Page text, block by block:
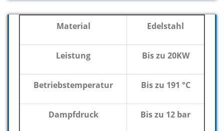
Material Edelstahl
Leistung Bis zu 20KW
Betriebstemperatur Bis zu 191 °C
Dampfdruck Bis zu 12 bar